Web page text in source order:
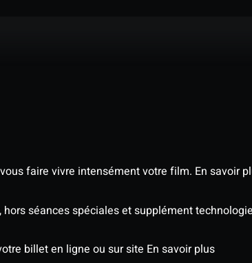
faire vivre intensément votre film. En savoir
séances spéciales et supplément technologie
billet en ligne ou sur site En savoir plus